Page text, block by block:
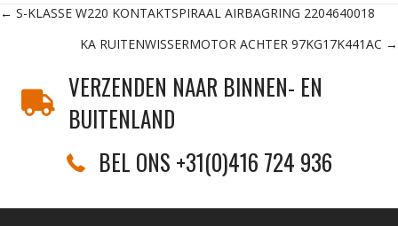
Posts
navigation
← S-KLASSE W220 KONTAKTSPIRAAL AIRBAGRING 2204640018
KA RUITENWISSERMOTOR ACHTER 97KG17K441AC →
VERZENDEN NAAR BINNEN- EN
BUITENLAND
BEL ONS +31(0)416 724 936